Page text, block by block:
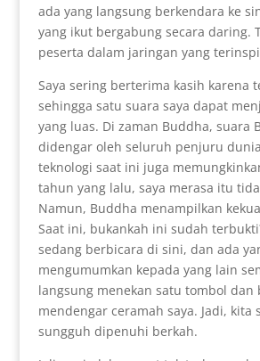
ada yang langsung berkendara ke
yang ikut bergabung secara daring.
peserta dalam jaringan yang
Saya sering berterima kasih karena
sehingga satu suara saya dapat
yang luas. Di zaman Buddha, suara
didengar oleh seluruh penjuru
teknologi saat ini juga
tahun yang lalu, saya merasa itu
Namun, Buddha menampilkan
Saat ini, bukankah ini sudah
sedang berbicara di sini, dan ada
mengumumkan kepada yang lain
langsung menekan satu tombol dan
mendengar ceramah saya. Jadi, kita
sungguh dipenuhi berkah.